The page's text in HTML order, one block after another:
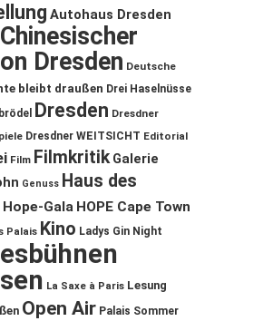
Autohaus Dresden
Chinesischer
Dresden Deutsche
bleibt draußen Drei Haselnüsse
Dresden Dresdner
Dresdner WEITSICHT Editorial
Film Filmkritik Galerie
Genuss Haus des
Hope-Gala HOPE Cape Town
Palais Kino Ladys Gin Night
La Saxe à Paris Lesung
Open Air Palais Sommer